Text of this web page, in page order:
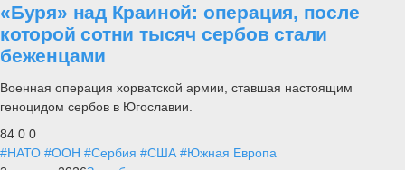
«Буря» над Краиной: операция, после
которой сотни тысяч сербов стали
беженцами
Военная операция хорватской армии, ставшая настоящим
геноцидом сербов в Югославии.
84 0 0
#НАТО #ООН #Сербия #США #Южная Европа